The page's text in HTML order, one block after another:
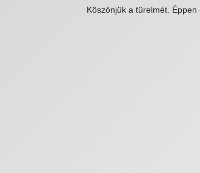
Köszönjük a türelmét.